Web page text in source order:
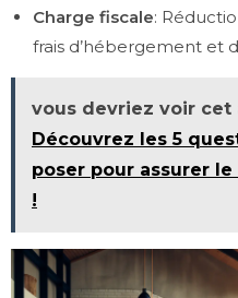
Charge fiscale:
frais d’hébergement et
vous devriez voir cet
Découvrez les 5
poser pour assurer
!